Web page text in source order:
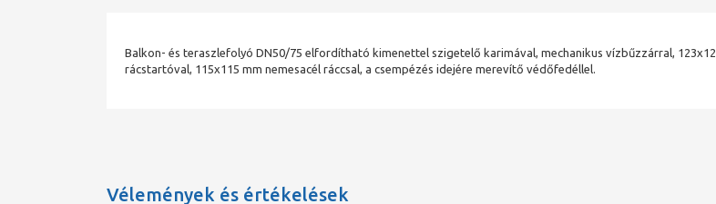
Balkon- és teraszlefolyó DN50/75 elfordítható kimenettel szigetelő karimával, mechanikus vízbűzzárral,
rácstartóval, 115x115 mm nemesacél ráccsal, a csempézés idejére merevítő védőfedéllel.
Vélemények és értékelések